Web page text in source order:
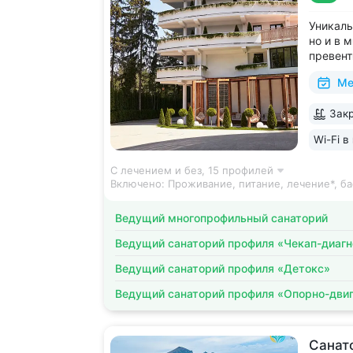
но и в
The
Wi-Fi в
С лечением и без, 15 профилей
Включено: Проживание, питание, лечение*,
Ведущий многопрофильный санаторий
Ведущий санаторий профиля «Чекап-
Ведущий санаторий профиля «Детокс»
Ведущий санаторий профиля «Опорно-